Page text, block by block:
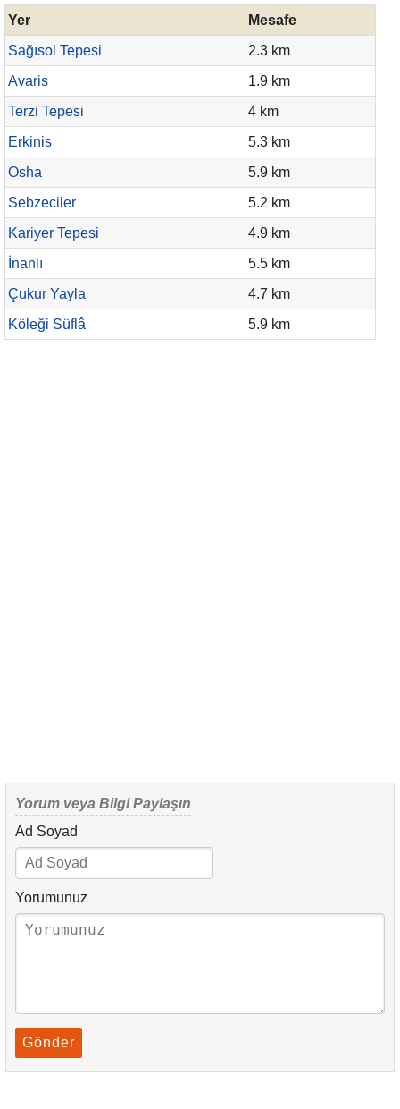
Yer
Mesafe
Sağısol Tepesi
2.3 km
Avaris
1.9 km
Terzi Tepesi
4 km
Erkinis
5.3 km
Osha
5.9 km
Sebzeciler
5.2 km
Kariyer Tepesi
4.9 km
İnanlı
5.5 km
Çukur Yayla
4.7 km
Köleği Süflâ
5.9 km
Yorum veya Bilgi Paylaşın
Ad Soyad
Yorumunuz
Gönder